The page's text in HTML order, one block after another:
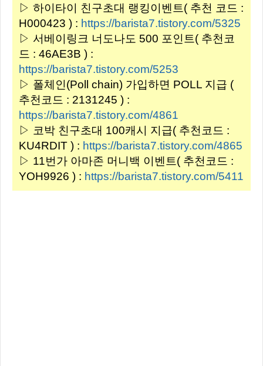
▷ 하이타이 친구초대 랭킹이벤트( 추천 코드 :
H000423 ) : https://barista7.tistory.com/5325
▷ 서베이링크 너도나도 500 포인트( 추천코
드 : 46AE3B ) :
https://barista7.tistory.com/5253
▷ 폴체인(Poll chain) 가입하면 POLL 지급 (
추천코드 : 2131245 ) :
https://barista7.tistory.com/4861
▷ 코박 친구초대 100캐시 지급( 추천코드 :
KU4RDIT ) : https://barista7.tistory.com/4865
▷ 11번가 아마존 머니백 이벤트( 추천코드 :
YOH9926 ) : https://barista7.tistory.com/5411